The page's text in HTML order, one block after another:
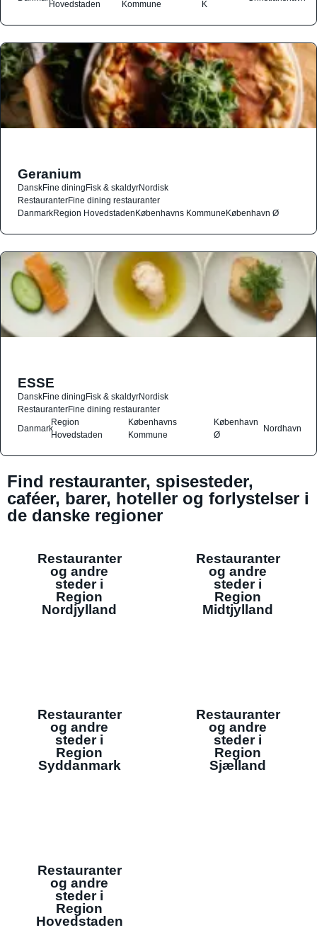
Hovedstaden Kommune K
Geranium
DanskFine diningFisk & skaldyrNordisk
RestauranterFine dining restauranter
DanmarkRegion HovedstadenKøbenhavns KommuneKøbenhavn Ø
ESSE
DanskFine diningFisk & skaldyrNordisk
RestauranterFine dining restauranter
Danmark
Region
Hovedstaden
Københavns
Kommune
København
Ø
Nordhavn
Find restauranter, spisesteder,
caféer, barer, hoteller og forlystelser i
de danske regioner
Restauranter
og andre
steder i
Region
Nordjylland
Restauranter
og andre
steder i
Region
Midtjylland
Restauranter
og andre
steder i
Region
Syddanmark
Restauranter
og andre
steder i
Region
Sjælland
Restauranter
og andre
steder i
Region
Hovedstaden